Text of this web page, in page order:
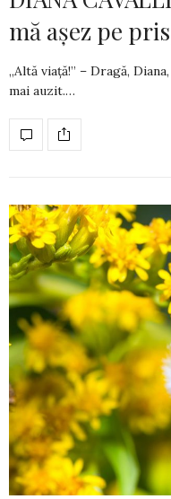
mă așez pe
„Altă viață!” – Dragă,
mai auzit.…